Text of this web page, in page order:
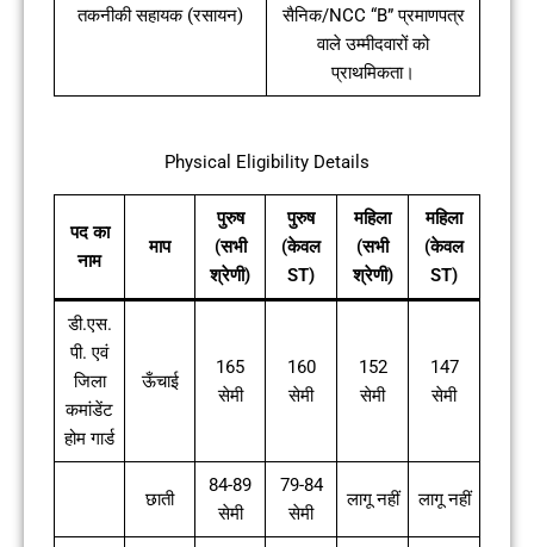
तकनीकी सहायक (रसायन)
सैनिक/NCC “B” प्रमाणपत्र
वाले उम्मीदवारों को
प्राथमिकता।
Physical Eligibility Details
पद का
नाम
माप
पुरुष
(सभी
श्रेणी)
पुरुष
(केवल
ST)
महिला
(सभी
श्रेणी)
महिला
(केवल
ST)
डी.एस.
पी. एवं
जिला
कमांडेंट
होम गार्ड
ऊँचाई
165
सेमी
160
सेमी
152
सेमी
147
सेमी
छाती
84-89
सेमी
79-84
सेमी
लागू नहीं लागू नहीं